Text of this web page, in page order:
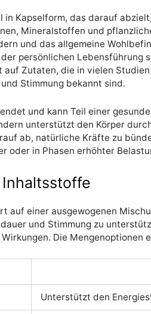
Kapselform, das darauf
Mineralstoffen und
und das allgemeine
persönlichen
auf Zutaten, die in vielen
Stimmung bekannt sind.
und kann Teil einer
unterstützt den Körper
ab, natürliche Kräfte zu
oder in Phasen erhöhter
auf einer ausgewogenen
und Stimmung zu
Die Mengenoptionen
Unterstützt den